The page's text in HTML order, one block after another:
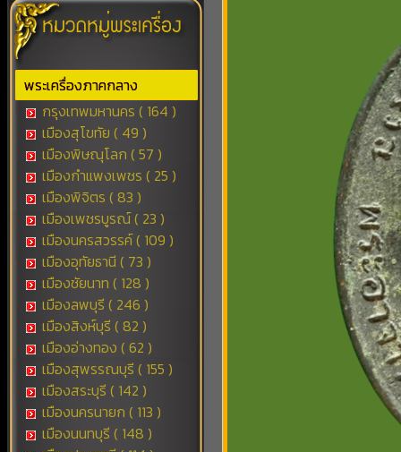
พระเครื่องภาคกลาง
กรุงเทพมหานคร ( 164 )
เมืองสุโขทัย ( 49 )
เมืองพิษณุโลก ( 57 )
เมืองกำแพงเพชร ( 25 )
เมืองพิจิตร ( 83 )
เมืองเพชรบูรณ์ ( 23 )
เมืองนครสวรรค์ ( 109 )
เมืองอุทัยธานี ( 73 )
เมืองชัยนาท ( 128 )
เมืองลพบุรี ( 246 )
เมืองสิงห์บุรี ( 82 )
เมืองอ่างทอง ( 62 )
เมืองสุพรรณบุรี ( 155 )
เมืองสระบุรี ( 142 )
เมืองนครนายก ( 113 )
เมืองนนทบุรี ( 148 )